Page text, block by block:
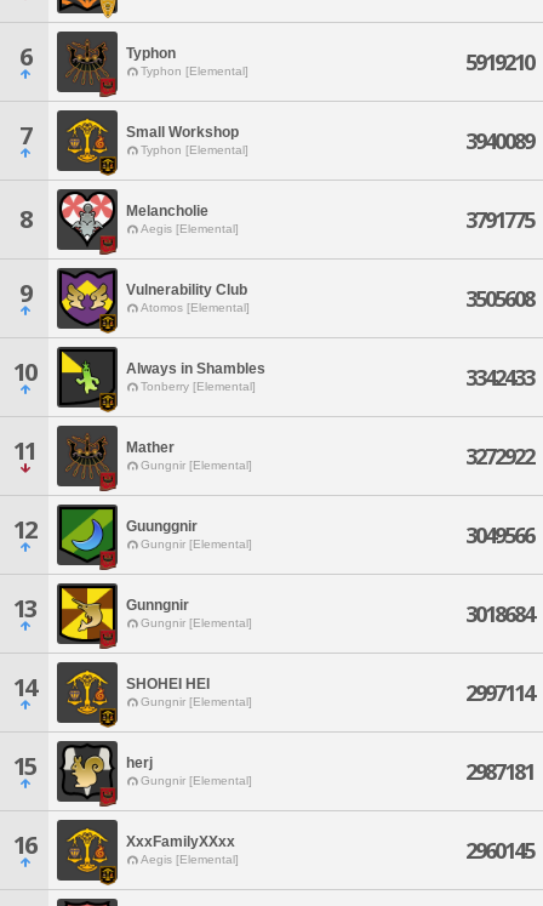
6 Typhon
Typhon [Elemental] 5919210
7 Small Workshop
Typhon [Elemental] 3940089
8 Melancholie
Aegis [Elemental] 3791775
9 Vulnerability Club
Atomos [Elemental] 3505608
10 Always in Shambles
Tonberry [Elemental] 3342433
11 Mather
Gungnir [Elemental] 3272922
12 Guunggnir
Gungnir [Elemental] 3049566
13 Gunngnir
Gungnir [Elemental] 3018684
14 SHOHEI HEI
Gungnir [Elemental] 2997114
15 herj
Gungnir [Elemental] 2987181
16 XxxFamilyXXxx
Aegis [Elemental] 2960145